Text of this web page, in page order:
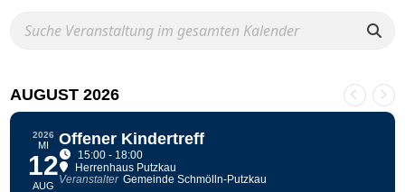
AUGUST 2026
2026
MI
12
AUG
Offener Kindertreff
15:00 - 18:00
Herrenhaus Putzkau
Veranstalter Gemeinde Schmölln-Putzkau